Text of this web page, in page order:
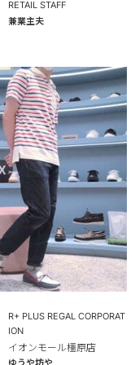
RETAIL STAFF
兼業主夫
R+ PLUS REGAL CORPORAT
ION
イオンモール橿原店
ゆうや坊や